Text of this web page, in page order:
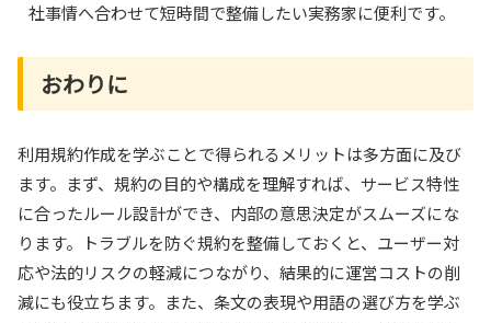
社事情へ合わせて短時間で整備したい実務家に便利です。
おわりに
利用規約作成を学ぶことで得られるメリットは多方面に及び
ます。まず、規約の目的や構成を理解すれば、サービス特性
に合ったルール設計ができ、内部の意思決定がスムーズにな
ります。トラブルを防ぐ規約を整備しておくと、ユーザー対
応や法的リスクの軽減につながり、結果的に運営コストの削
減にも役立ちます。また、条文の表現や用語の選び方を学ぶ